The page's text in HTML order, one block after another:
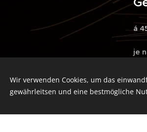
á
je
Wir verwenden Cookies, um das
gewährleitsen und eine bestmögliche